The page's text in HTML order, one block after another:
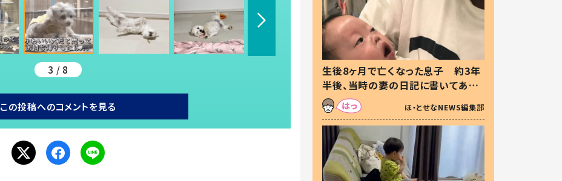
3 / 8
この投稿へのコメントを見る
生後8ヶ月で亡くなった息子 約3年
半後、当時の妻の日記に書いてあっ
た本音とは
ほ・とせなNEWS編集部